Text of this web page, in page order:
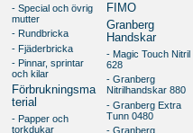
- Special och övrig
mutter
- Rundbricka
- Fjäderbricka
- Pinnar, sprintar
och kilar
Förbrukningsma
terial
- Papper och
torkdukar
FIMO
Granberg
Handskar
- Magic Touch Nitril
628
- Granberg
Nitrilhandskar 880
- Granberg Extra
Tunn 0480
- Granberg